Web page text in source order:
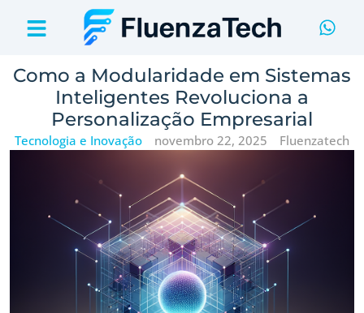
Como a Modularidade em Sistemas
Inteligentes Revoluciona a
Personalização Empresarial
Tecnologia e Inovação novembro 22, 2025 Fluenzatech